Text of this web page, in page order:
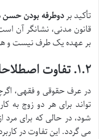
تأکید بردوطرفه بودن حسن
قانون مدنی، نشانگر آن
بر عهده یک طرف نیست و
۱.۲. تفاوت اصطلاحات عدم تمکین و نشوز
در عرف حقوقی و فقهی،
تواند برای هر دو زوج به
شود، در حالی که برای مرد
می گردد. این تفاوت در